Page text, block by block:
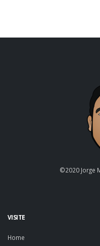
©2020 Jorge
VISITE
Home